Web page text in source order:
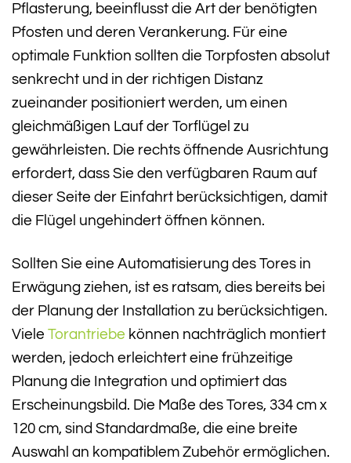
Pflasterung, beeinflusst die Art der benötigten
Pfosten und deren Verankerung. Für eine
optimale Funktion sollten die Torpfosten absolut
senkrecht und in der richtigen Distanz
zueinander positioniert werden, um einen
gleichmäßigen Lauf der Torflügel zu
gewährleisten. Die rechts öffnende Ausrichtung
erfordert, dass Sie den verfügbaren Raum auf
dieser Seite der Einfahrt berücksichtigen, damit
die Flügel ungehindert öffnen können.
Sollten Sie eine Automatisierung des Tores in
Erwägung ziehen, ist es ratsam, dies bereits bei
der Planung der Installation zu berücksichtigen.
Viele Torantriebe können nachträglich montiert
werden, jedoch erleichtert eine frühzeitige
Planung die Integration und optimiert das
Erscheinungsbild. Die Maße des Tores, 334 cm x
120 cm, sind Standardmaße, die eine breite
Auswahl an kompatiblem Zubehör ermöglichen.